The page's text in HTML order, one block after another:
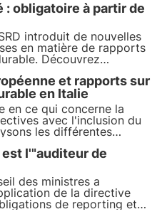
: obligatoire à partir de
introduit de nouvelles
en matière de rapports
Découvrez
nouvelles
entreprise est couverte
Choisissez 3Bee pour
et rapports sur
en Italie
en ce qui concerne la
avec l'inclusion du
les différentes
dans le but de prendre
les autres pays de l'UE
l'"auditeur de
des ministres a
de la directive
de reporting et